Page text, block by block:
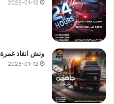
2026-01-12
ونش انقاذ غمرة
2026-01-12